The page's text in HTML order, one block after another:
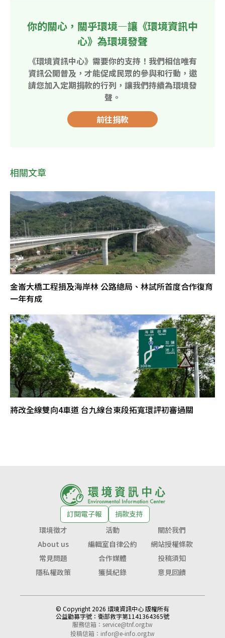
你的關心，關乎環境—讓《環境資訊中
心》為環境發聲
《環境資訊中心》需要你的支持！我們相信唯有
資訊公開普及，才能促成民眾的參與和行動，邀
請您加入定期捐款的行列，讓我們持續為環境發
聲。
前往捐款
相關文章
金崙大橋工程損及海岸林 公路總局、林試所首度合作復育
一年有成
將改全線雙向4車道 台九線台東段拓寬環評初審過關
訂閱電子報
捐款支持
環境徵才
活動
關於我們
About us
編輯室自律公約
網站授權條款
常見問題
合作媒體
投稿須知
隱私權政策
獲獎紀錄 意見回饋
© Copyright 2026 環境資訊中心 版權所有
公益勸募字號： 衛部救字第1141364365號
服務信箱： service@tnf.org.tw
投稿信箱： infor@e-info.org.tw